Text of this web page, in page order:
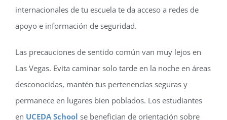
internacionales de tu escuela te da acceso a redes de
apoyo e información de seguridad.
Las precauciones de sentido común van muy lejos en
Las Vegas. Evita caminar solo tarde en la noche en áreas
desconocidas, mantén tus pertenencias seguras y
permanece en lugares bien poblados. Los estudiantes
en UCEDA School se benefician de orientación sobre